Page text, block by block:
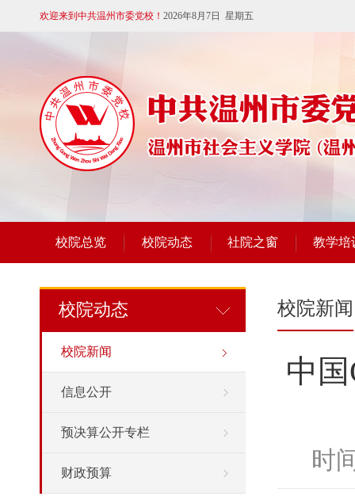
欢迎来到中共温州市委党校！ 2026年8月7日 星期五
校院总览 校院动态 社院之窗 教学培
校院动态
校院新闻
信息公开
预决算公开专栏
财政预算
校院新闻
中
时